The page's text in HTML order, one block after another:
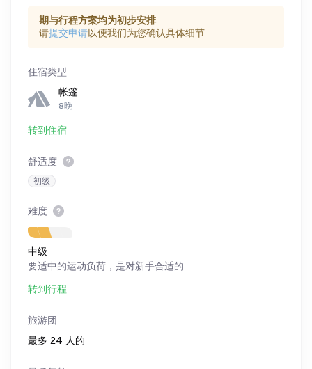
期与行程方案均为初步安排
请提交申请以便我们为您确认具体细节
住宿类型
帐篷
8晚
转到住宿
舒适度
初级
难度
中级
要适中的运动负荷，是对新手合适的
转到行程
旅游团
最多 24 人的